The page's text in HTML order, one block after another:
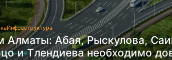
Инфраструктура
Алматы: Абая, Рыскулова,
и Тлендиева необходимо